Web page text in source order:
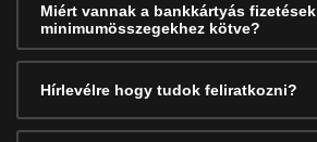
Miért vannak a bankkártyás fizetések
minimumösszegekhez kötve?
Hírlevélre hogy tudok feliratkozni?